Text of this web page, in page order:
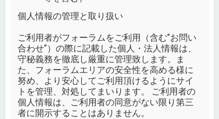
個人情報の管理と取り扱い
ご利用者がフォーラムをご利用（含む”お問い
合わせ”）の際に記載した個人・法人情報は、
守秘義務を徹底し厳重に管理致します。ま
た、フォーラムエリアの安全性を高める様に
努め、より安心してご利用頂けるようにサイ
トを管理、対処してまいります。 ご利用者の
個人情報は、ご利用者の同意がない限り第三
者に開示することはありません。